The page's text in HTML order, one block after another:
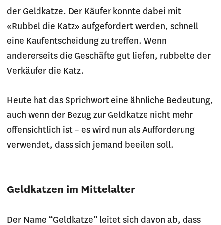
der Geldkatze. Der Käufer konnte dabei mit
«Rubbel die Katz» aufgefordert werden, schnell
eine Kaufentscheidung zu treffen. Wenn
andererseits die Geschäfte gut liefen, rubbelte der
Verkäufer die Katz.
Heute hat das Sprichwort eine ähnliche Bedeutung,
auch wenn der Bezug zur Geldkatze nicht mehr
offensichtlich ist – es wird nun als Aufforderung
verwendet, dass sich jemand beeilen soll.
Geldkatzen im Mittelalter
Der Name “Geldkatze” leitet sich davon ab, dass